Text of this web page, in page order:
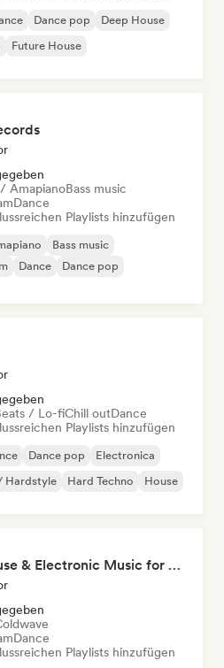
Dance pop
Deep House
Future House
AmapianoBass music
Dance
Playlists hinzufügen
Bass music
Dance
Dance pop
/ Lo-fiChill outDance
Playlists hinzufügen
Dance pop
Electronica
Hardstyle
Hard Techno House
Techno/House & Electronic Music for Svea Playlists
Dance
Playlists hinzufügen